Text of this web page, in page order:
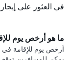
في العثور على
ما هو أرخص يوم